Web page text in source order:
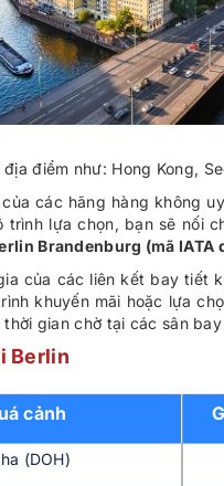
điểm như: Hong Kong,
các hãng hàng không
trình lựa chọn, bạn sẽ nối
Brandenburg (mã IATA
của các liên kết bay tiết
khuyến mãi hoặc lựa
gian chờ tại các sân
Berlin
cảnh
(DOH)